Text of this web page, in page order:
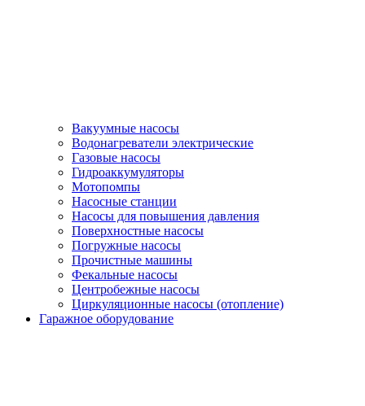
Вакуумные насосы
Водонагреватели электрические
Газовые насосы
Гидроаккумуляторы
Мотопомпы
Насосные станции
Насосы для повышения давления
Поверхностные насосы
Погружные насосы
Прочистные машины
Фекальные насосы
Центробежные насосы
Циркуляционные насосы (отопление)
Гаражное оборудование